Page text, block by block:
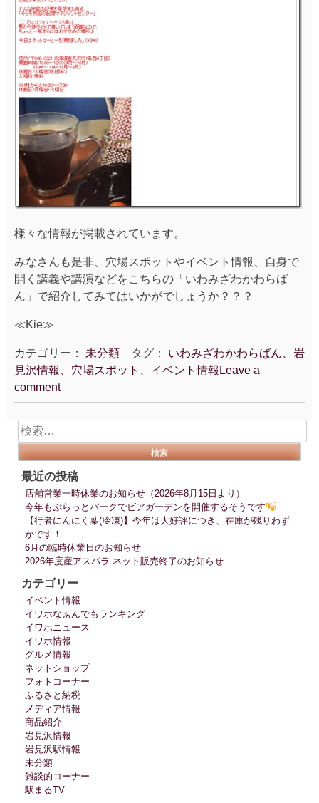
様々な情報が掲載されています。
みなさんも是非、穴場スポットやイベント情報、自身で
開く講義や講演などをこちらの「いわみざわかわらば
ん」で紹介してみてはいかがでしょうか？？？
≪Kie≫
カテゴリー： 未分類 タグ： いわみざわかわらばん、岩
見沢情報、穴場スポット、イベント情報 Leave a
comment
検
索:
最近の投稿
店舗営業一時休業のお知らせ（2026年8月15日より）
今年もぷらっとパークでビアガーデンを開催するそうです
【行者にんにく葉(冷凍)】今年は大好評につき、在庫が残りわず
かです！
6月の臨時休業日のお知らせ
2026年度産アスパラ ネット販売終了のお知らせ
カテゴリー
イベント情報
イワホなぁんでもランキング
イワホニュース
イワホ情報
グルメ情報
ネットショップ
フォトコーナー
ふるさと納税
メディア情報
商品紹介
岩見沢情報
岩見沢駅情報
未分類
雑談的コーナー
駅まるTV